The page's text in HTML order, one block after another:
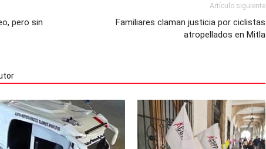
pero sin
Artículo siguiente
Familiares claman justicia por ciclistas
atropellados en Mitla